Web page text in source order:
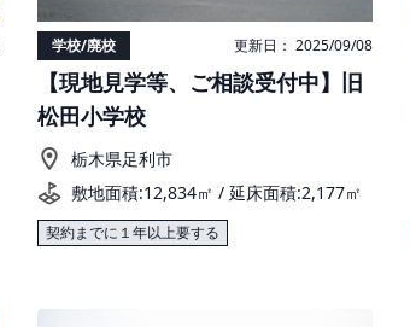
学校/廃校 更新日： 2025/09/08
【現地見学等、ご相談受付中】旧
松田小学校
栃木県足利市
敷地面積:12,834㎡ / 延床面積:2,177㎡
契約までに１年以上要する